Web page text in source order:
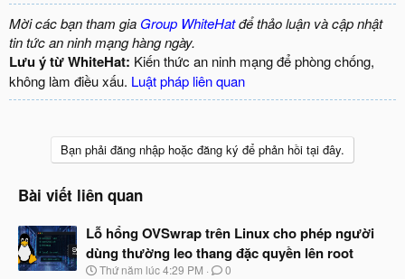
Mời các bạn tham gia Group WhiteHatđể thảo luận và cập nhật
tin tức an ninh mạng hàng ngày.
Lưu ý từ WhiteHat: Kiến thức an ninh mạng để phòng chống,
không làm điều xấu. Luật pháp liên quan
Bạn phải đăng nhập hoặc đăng ký để phản hồi tại đây.
Bài viết liên quan
Lỗ hổng OVSwrap trên Linux cho phép người
dùng thường leo thang đặc quyền lên root
N
Thứ năm lúc 4:29 PM 0